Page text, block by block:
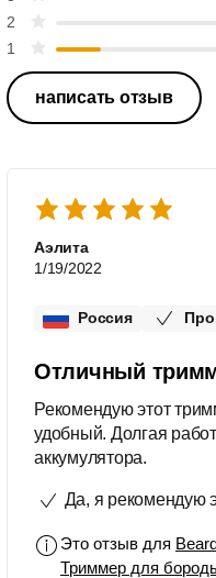
2
1
написать отзыв
Аэлита
1/19/2022
Россия
Отличный
Рекомендую этот
удобный. Долгая
аккумулятора.
Да, я рекомендую
Это отзыв для
Триммер для